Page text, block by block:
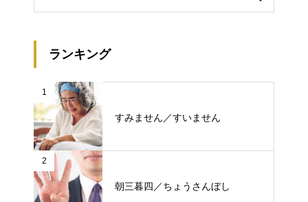
ランキング
1
すみません／すいません
2
朝三暮四／ちょうさんぼし